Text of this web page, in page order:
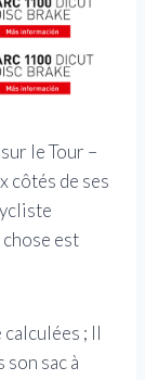
le Tour –
côtés de ses
est
; Il
son sac à